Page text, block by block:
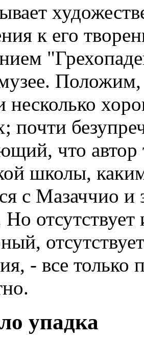
к его
несколько
почти
что
школы,
с Мазаччио
отсутствует
- все
упадка